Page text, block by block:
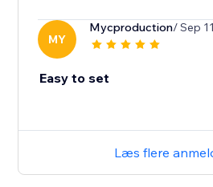
MY
Mycproduction/ Sep
Easy to set
Læs flere